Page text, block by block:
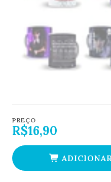
PREÇO
R$16,90